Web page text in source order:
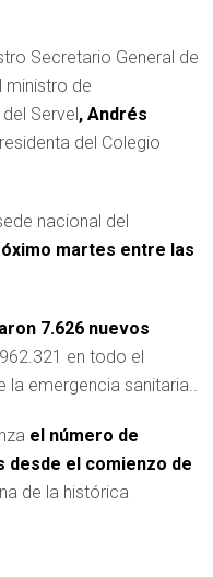
Secretario General de
ministro de
Servel, Andrés
del Colegio
nacional del
martes entre las
7.626 nuevos
en todo el
emergencia sanitaria..
el número de
desde el comienzo de
de la histórica